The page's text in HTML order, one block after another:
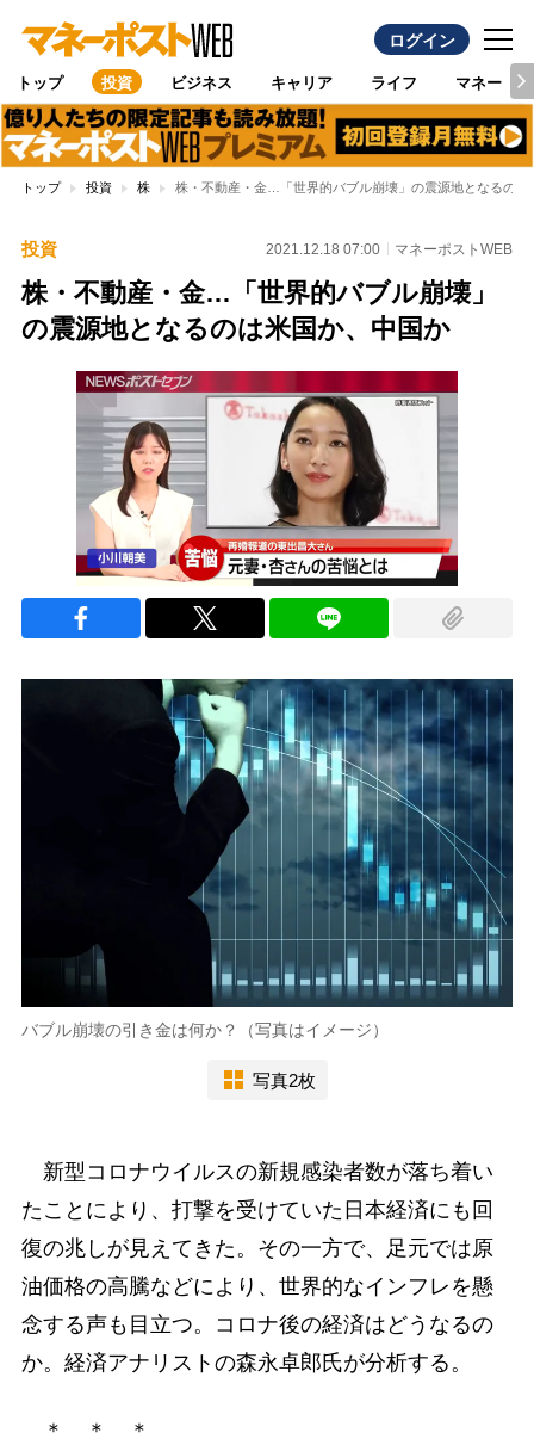
ログイン
トップ 投資 ビジネス キャリア ライフ マネー
トップ 投資 株 株・不動産・金…「世界的バブル崩壊」の震源地となるのは
投資 2021.12.18 07:00 マネーポストWEB
株・不動産・金…「世界的バブル崩壊」
の震源地となるのは米国か、中国か
バブル崩壊の引き金は何か？（写真はイメージ）
写真2枚
新型コロナウイルスの新規感染者数が落ち着い
たことにより、打撃を受けていた日本経済にも回
復の兆しが見えてきた。その一方で、足元では原
油価格の高騰などにより、世界的なインフレを懸
念する声も目立つ。コロナ後の経済はどうなるの
か。経済アナリストの森永卓郎氏が分析する。
＊ ＊ ＊